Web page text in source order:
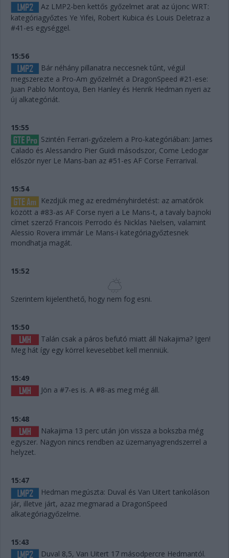
Az LMP2-ben kettős győzelmet arat az újonc WRT:
kategóriagyőztes Ye Yifei, Robert Kubica és Louis Deletraz a
#41-es egységgel.
15:56
Bár néhány pillanatra neccesnek tűnt, végül
megszerezte a Pro-Am győzelmét a DragonSpeed #21-ese:
Juan Pablo Montoya, Ben Hanley és Henrik Hedman nyeri az
új alkategóriát.
15:55
Szintén Ferrari-győzelem a Pro-kategóriában: James
Calado és Alessandro Pier Guidi másodszor, Come Ledogar
először nyer Le Mans-ban az #51-es AF Corse Ferrarival.
15:54
Kezdjük meg az eredményhirdetést: az amatőrök
között a #83-as AF Corse nyeri a Le Mans-t, a tavaly bajnoki
címet szerző Francois Perrodo és Nicklas Nielsen, valamint
Alessio Rovera immár Le Mans-i kategóriagyőztesnek
mondhatja magát.
15:52
Szerintem kijelenthető, hogy nem fog esni.
15:50
Talán csak a páros befutó miatt áll Nakajima? Igen!
Meg hát így egy körrel kevesebbet kell menniük.
15:49
Jön a #7-es is. A #8-as meg még áll.
15:48
Nakajima 13 perc után jön vissza a bokszba még
egyszer. Nagyon nincs rendben az üzemanyagrendszerrel a
helyzet.
15:47
Hedman megúszta: Duval és Van Uitert tankoláson
jár, illetve járt, azaz megmarad a DragonSpeed
alkategóriagyőzelme.
15:43
Duval 8,5, Van Uitert 17 másodpercre Hedmantól.